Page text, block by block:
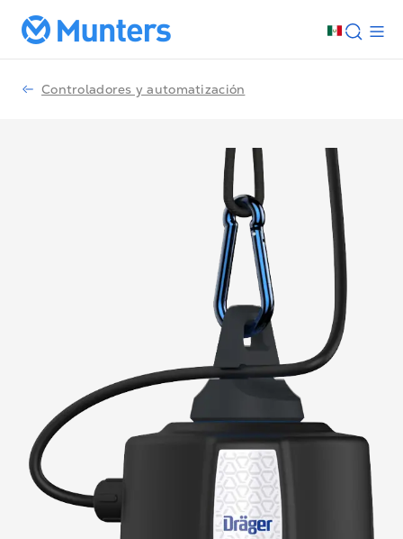
Controladores y automatización